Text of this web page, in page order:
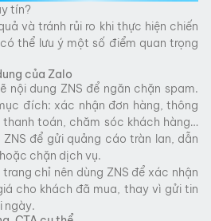
tín?
và tránh rủi ro khi thực hiện chiến
thể lưu ý một số điểm quan trọng
của Zalo
nội dung ZNS để ngăn chặn spam.
đích: xác nhận đơn hàng, thông
toán, chăm sóc khách hàng…
để gửi quảng cáo tràn lan, dẫn
chặn dịch vụ.
chỉ nên dùng ZNS để xác nhận
cho khách đã mua, thay vì gửi tin
ngày.